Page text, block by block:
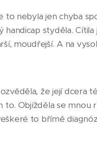
to nebyla jen chyba
handicap styděla.
moudřejší. A na
že její dcera
to. Objížděla se
to břímě